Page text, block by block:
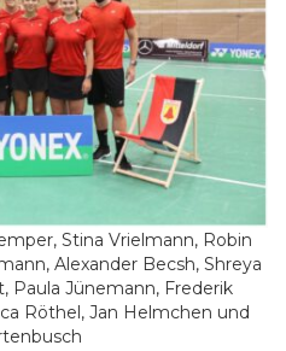
Stina Vrielmann, Robin
Alexander Becsh, Shreya
Paula Jünemann, Frederik
Röthel, Jan Helmchen und